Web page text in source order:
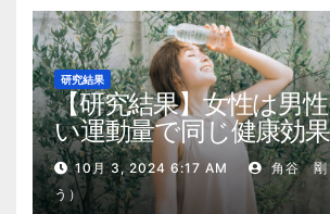
研究結果
【研究結果】女性は男
い運動量で同じ健康効
10月 3, 2024 6:17 AM
角谷 剛
う）